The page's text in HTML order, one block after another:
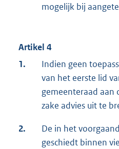
mogelijk bij
Artikel 4
1.
Indien geen
van het eerste lid
gemeenteraad aan
zake advies uit te
2.
De in het
geschiedt binnen